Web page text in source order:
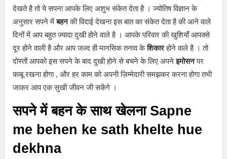
देखते है तो ये सपना आपके लिए अशुभ संकेत देता है । ज्योतिष विज्ञान के
अनुसार सपने मेंबहनकी विदाई देखना इस बात का संकेत देता है की आने वाले
दिनों में आप बहुत ज्यादा दुखी होने वाले है । आपके परिवार की खुशियाँ आपक्से
दूर होने वाली है और आप जल्द ही मानसिक तनाव केशिकारहोने वाले है । तो
दोस्तों आपको इस सपने के बाद दुखी होने से बचने के लिए अपनेइमोसनपर
काबू रखना होगा , और हर काम को अपनी ज़िम्मेदारी समझकर करना होगा तभी
जाकर आप एक सुखी जीवन जी सकेंगे ।
सपने में बहन के साथ खेलना Sapne
me behen ke sath khelte hue
dekhna